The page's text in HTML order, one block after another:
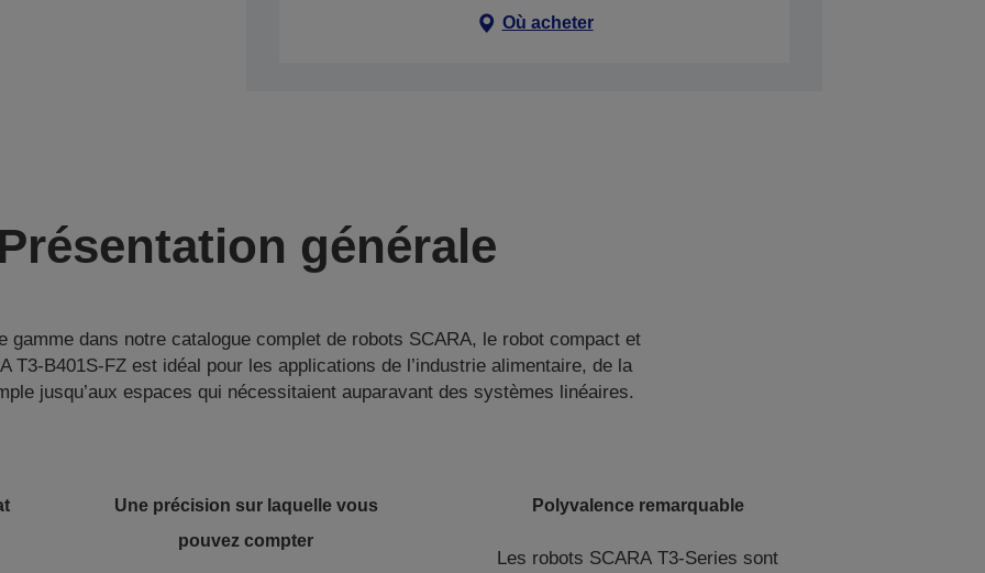
Où acheter
générale
gamme dans notre catalogue complet de robots SCARA, le robot compact et
T3-B401S-FZ est idéal pour les applications de l’industrie alimentaire, de la
jusqu’aux espaces qui nécessitaient auparavant des systèmes linéaires.
Une précision sur laquelle vous
pouvez compter
Polyvalence remarquable
Les robots SCARA T3-Series sont